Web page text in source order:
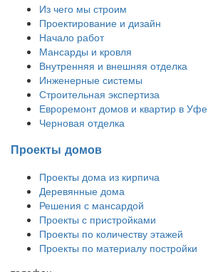
Из чего мы строим
Проектирование и дизайн
Начало работ
Мансарды и кровля
Внутренняя и внешняя отделка
Инженерные системы
Строительная экспертиза
Евроремонт домов и квартир в Уфе
Черновая отделка
Проекты домов
Проекты дома из кирпича
Деревянные дома
Решения с мансардой
Проекты с пристройками
Проекты по количеству этажей
Проекты по материалу постройки